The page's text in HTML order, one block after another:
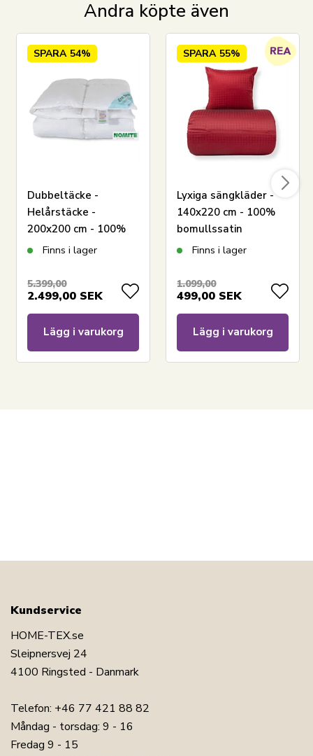
Läs vår guide till påslakan
Se vårt stora utbud av lakan
Se vårt stora utbud av täcken 140x200
Har du frågor om produkten?
Andra köpte även
SPARA 54%
Dubbeltäcke -
Helårstäcke -
200x200 cm - 100%
myskdun - Zen Sleep
Finns i lager
5.399,00
2.499,00 SEK
Lägg i varukorg
SPARA 55%
Lyxiga sängkläder -
140x220 cm - 100%
bomullssatin
sängkläder - Daisy
jacquardvävd bäddset
Finns i lager
1.099,00
499,00 SEK
Lägg i varukorg
Kundservice
HOME-TEX.se
Sleipnersvej 24
4100 Ringsted - Danmark
Telefon: +46 77 421 88 82
Måndag - torsdag: 9 - 16
Fredag 9 - 15